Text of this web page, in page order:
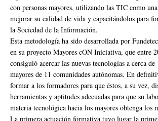
con personas mayores, utilizando las TIC como
mejorar su calidad de vida y capacitándolos para
la Sociedad de la Información.
Esta metodología ha sido desarrollada por
en su proyecto Mayores cON Iniciativa, que entre
consiguió acercar las nuevas tecnologías a cerca de
mayores de 11 comunidades autónomas. En
formar a los formadores para que éstos, a su vez,
herramientas y aptitudes adecuadas para que su
materia tecnológica hacia los mayores obtenga los
La primera actuación formativa tuvo lugar la